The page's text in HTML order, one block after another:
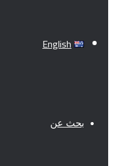
English
بحث عن